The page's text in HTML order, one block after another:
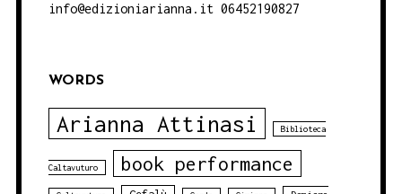
info@edizioniarianna.it 06452190827
WORDS
Arianna Attinasi Biblioteca
Caltavuturo book performance